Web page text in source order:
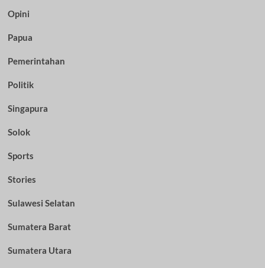
Opini
Papua
Pemerintahan
Politik
Singapura
Solok
Sports
Stories
Sulawesi Selatan
Sumatera Barat
Sumatera Utara